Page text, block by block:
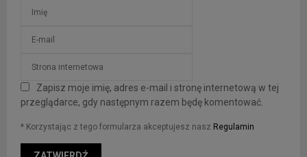
Zapisz moje imię, adres e-mail i stronę internetową w tej
przeglądarce, gdy następnym razem będę komentować.
* Korzystając z tego formularza akceptujesz nasz Regulamin